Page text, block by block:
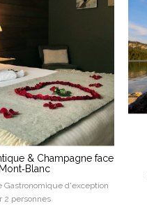
& Champagne face
Gastronomique d'exception
2 personnes